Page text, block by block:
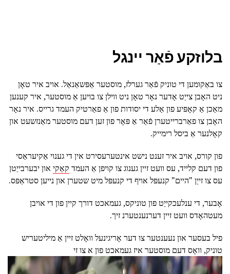
בלוזקע פֿאַר יינגל
צו באַקומען די טוניק פֿאַר גערלז, מוסטער אַפּשאַנאַל. אויב איר טאָן
ניט האָבן צייַט אָדער נאָר טאָן ניט ווילן צו בויען אַ מוסטער, איר קענען
מאַכן אַ קאָפּיע פון אַלע די יסודות פון אַ פאַרטיק העמד גרייס. איר נאָר
האָבן צו פאַרברייטערן פֿאַר אַ פּאָר פון זען דעם מוסטער מאַנזשעט און
קאָלנער אַ ביסל רימייק.
פון קורס, אויב איר זענט נישט אינטערעסירט אין די גענוי אַקיעראַסי
פון דעם קלייד, עס וועט זיין גענוג צו קויפן אַ העמד קאַקי און יבערבייַטן
עס צו זייַן "היים" קנעפּל אויף די קנעפּל מיט שטערן און נייען סטראַפּס.
אָבער, די ענלעכקייַט פון טוניקס, געמאכט דורך קיין פון די אויבן
מעטהאָדס וועט זיין דערנענטערנ זיך.
פיל בעסער און נעענטער צו דער אָריגינעל וואָלט זיין אַ מיליטעריש
טוניק, וואָס דעם מוסטער איז געמאכט פון א צו זי